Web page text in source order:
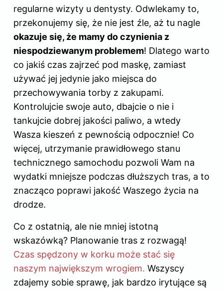
regularne wizyty u dentysty. Odwlekamy to,
przekonujemy się, że nie jest źle, aż tu nagle
okazuje się, że mamy do czynienia z
niespodziewanym problemem! Dlatego warto
co jakiś czas zajrzeć pod maskę, zamiast
używać jej jedynie jako miejsca do
przechowywania torby z zakupami.
Kontrolujcie swoje auto, dbajcie o nie i
tankujcie dobrej jakości paliwo, a wtedy
Wasza kieszeń z pewnością odpocznie! Co
więcej, utrzymanie prawidłowego stanu
technicznego samochodu pozwoli Wam na
wydatki mniejsze podczas dłuższych tras, a to
znacząco poprawi jakość Waszego życia na
drodze.
Co z ostatnią, ale nie mniej istotną
wskazówką? Planowanie tras z rozwagą!
Czas spędzony w korku może stać się
naszym największym wrogiem. Wszyscy
zdajemy sobie sprawę, jak bardzo irytujące są